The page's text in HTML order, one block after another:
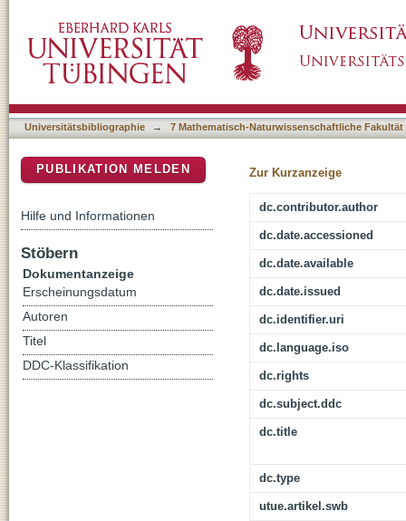
release
Universitätsbibliographie → 7 Mathematisch-Naturwissenschaftliche Fakultät
Zur Kurzanzeige
dc.contributor.author
dc.date.accessioned
dc.date.available
dc.date.issued
dc.identifier.uri
dc.language.iso
dc.rights
dc.subject.ddc
dc.title
dc.type
utue.artikel.swb
PUBLIKATION MELDEN
Hilfe und Informationen
Stöbern
Dokumentanzeige
Erscheinungsdatum
Autoren
Titel
DDC-Klassifikation